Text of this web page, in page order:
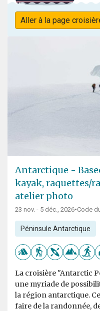
Aller à la page
Antarctique -
kayak, raquettes/
atelier photo
23 nov. - 5 déc., 2026•Code
Péninsule Antarctique
La croisière "Antarctic
une myriade de
la région antarctique.
faire de la randonnée,